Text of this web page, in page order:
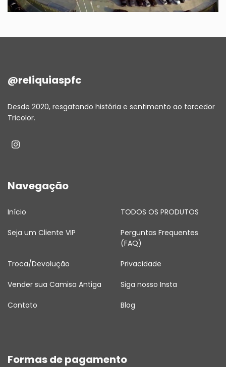
@reliquiaspfc
Desde 2020, resgatando história e sentimento ao torcedor
Tricolor.
Navegação
Início TODOS OS PRODUTOS
Seja um Cliente VIP
Perguntas Frequentes
(FAQ)
Troca/Devolução Privacidade
Vender sua Camisa Antiga Siga nosso Insta
Contato Blog
Formas de pagamento